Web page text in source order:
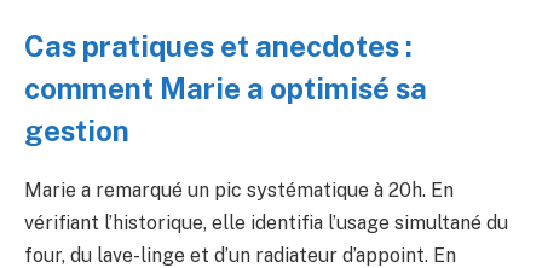
Cas pratiques et anecdotes :
comment Marie a optimisé sa
gestion
Marie a remarqué un pic systématique à 20h. En
vérifiant l’historique, elle identifia l’usage simultané du
four, du lave-linge et d’un radiateur d’appoint. En